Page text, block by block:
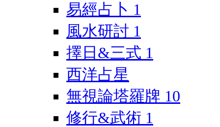
易經占卜 1
風水研討 1
擇日&三式 1
西洋占星
無視論塔羅牌 10
修行&武術 1